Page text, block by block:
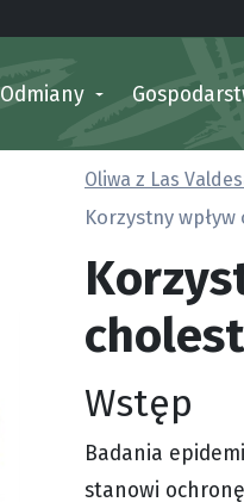
Odmiany
Oliwa z Las
Korzystny
Wstęp
Badania
stanowi